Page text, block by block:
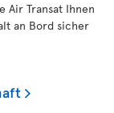
Air Transat Ihnen
an Bord sicher